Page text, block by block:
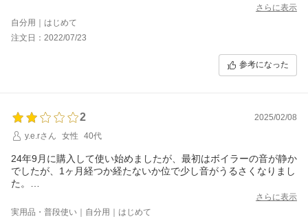
また何かあれば、たね葉さんにはお世話になりたいと思ってま
さらに表示
自分用｜はじめて
注文日：2022/07/23
参考になった
2
2025/02/08
y.e.rさん
女性 40代
24年9月に購入して使い始めましたが、最初はボイラーの音が静か
でしたが、1ヶ月経つか経たないか位で少し音がうるさくなりまし
た。
これは正常なのか分からないですが、とりあえず今の所は使えて
ます。
さらに表示
実用品・普段使い｜自分用｜はじめて